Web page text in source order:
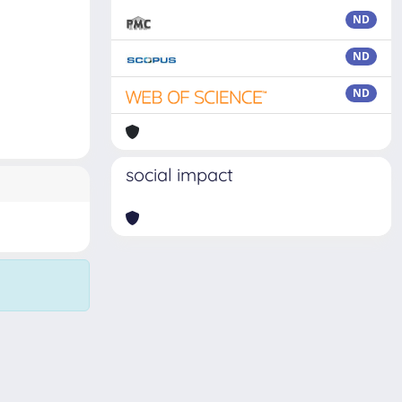
ND
ND
ND
social impact